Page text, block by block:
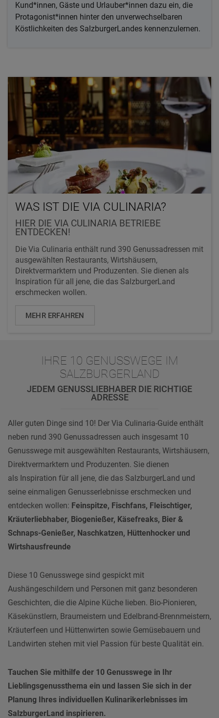
Kund*innen, Gäste und Urlauber*innen dazu ein, die
Protagonist*innen hinter den unverwechselbaren
Köstlichkeiten des SalzburgerLandes kennenzulernen.
WAS IST DIE VIA CULINARIA?
HIER DIE VIA CULINARIA BETRIEBE
ENTDECKEN!
Die Via Culinaria enthält rund 390 Genussadressen mit
ausgewählten Restaurants, Wirtshäusern,
Direktvermarktern und Produzenten. Sie dienen als
Inspiration für all jene, die das SalzburgerLand
erschmecken wollen.
MEHR ERFAHREN
IHRE 10 GENUSSWEGE IM
SALZBURGERLAND
JEDEM GENUSSLIEBHABER DIE RICHTIGE
ADRESSE
Aller guten Dinge sind 10! Der Via Culinaria-Guide enthält
neben rund 390 Genussadressen auch insgesamt 10
Genusswege mit ausgewählten Restaurants, Wirtshäusern,
Direktvermarktern und Produzenten. Sie dienen
als Inspiration für all jene, die das SalzburgerLand und
seine einmaligen Genusserlebnisse erschmecken und
entdecken wollen: Feinspitze, Fischfans, Fleischtiger,
Kräuterliebhaber, Biogenießer, Käsefreaks, Bier &
Schnaps-Genießer, Naschkatzen, Hüttenhocker und
Wirtshausfreunde
Diese 10 Genusswege sind gespickt mit
Aushängeschildern und Personen mit ganz besonderen
Geschichten, die die Alpine Küche lieben. Bio-Pionieren,
Käsekünstlern, Braumeistern und Edelbrand-Brennmeistern,
Kräuterfeen und Hüttenwirten sowie Gemüsebauern und
Landwirten stehen mit viel Passion für beste Qualität ein.
Tauchen Sie mithilfe der 10 Genusswege in Ihr
Lieblingsgenussthema ein und lassen Sie sich in der
Planung Ihres individuellen Kulinarikerlebnisses im
SalzburgerLand inspirieren.